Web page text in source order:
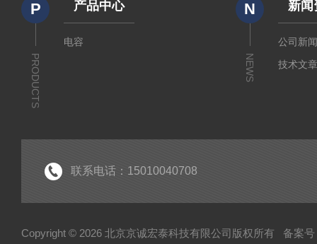
P
PRODUCTS
产品中心
电容
N
NEWS
新闻
公司新
技术文
联系电话：15010040708
Copyright © 2026 北京京诚宏泰科技有限公司版权所有 备案号